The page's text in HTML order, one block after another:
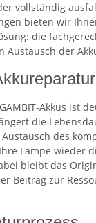
vollständig
bieten wir
die
Austausch der
Akkus ist
die
des
Lampe wieder
bleibt das
Beitrag zur